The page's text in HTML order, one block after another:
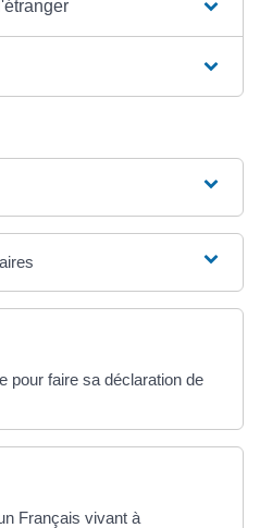
pour faire sa déclaration de
Français vivant à